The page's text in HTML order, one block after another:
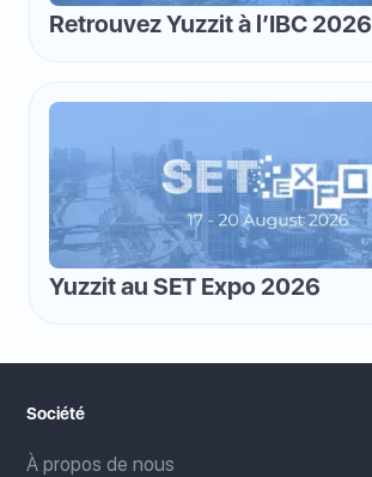
Retrouvez Yuzzit à l’IBC 2026
Yuzzit au SET Expo 2026
Société
À propos de nous